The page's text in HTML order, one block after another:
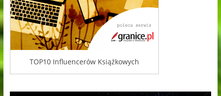
TOP10 Influencerów Książkowych